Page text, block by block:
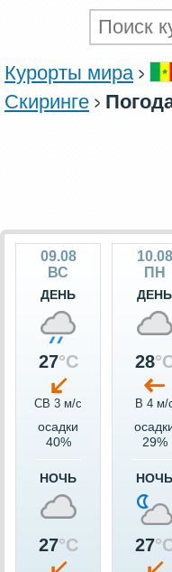
Курорты мира
Скиринге
09.08
ВС
ДЕНЬ
27°C
СВ 3 м/c
осадки
40%
НОЧЬ
27°C
10.08
ПН
ДЕНЬ
28
В 4 м/
29%
НОЧЬ
27